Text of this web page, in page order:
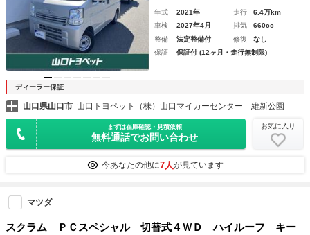
年式 2021年 走行
6.4万km
車検
2027年4月 排気
660cc
整備
法定整備付 修復
なし
保証
保証付 (12ヶ月・走行無制限)
ディーラー保証
山口県山口市 山口トヨペット（株）山口マイカーセンター 維新公園
まずは在庫確認・見積依頼
無料通話でお問い合わせ
お気に入り
今あなたの他に7人が見ています
マツダ
スクラム ＰＣスペシャル 切替式４ＷＤ ハイルーフ キー